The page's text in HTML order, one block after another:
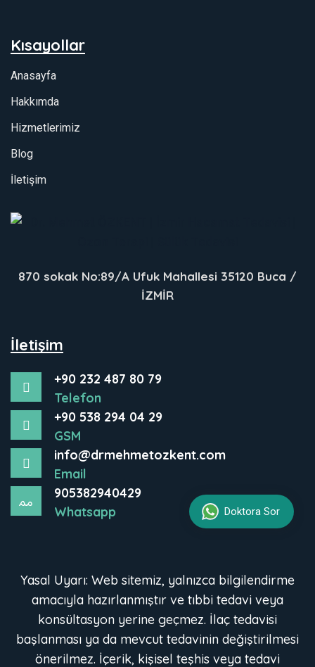
Doktora Sor
Kısayollar
Anasayfa
Hakkımda
Hizmetlerimiz
Blog
İletişim
870 sokak No:89/A Ufuk Mahallesi 35120 Buca /
İZMİR
İletişim
+90 232 487 80 79
Telefon
+90 538 294 04 29
GSM
info@drmehmetozkent.com
Email
905382940429
Whatsapp
Yasal Uyarı: Web sitemiz, yalnızca bilgilendirme
amacıyla hazırlanmıştır ve tıbbi tedavi veya
konsültasyon yerine geçmez. İlaç tedavisi
başlanması ya da mevcut tedavinin değiştirilmesi
önerilmez. İçerik, kişisel teşhis veya tedavi